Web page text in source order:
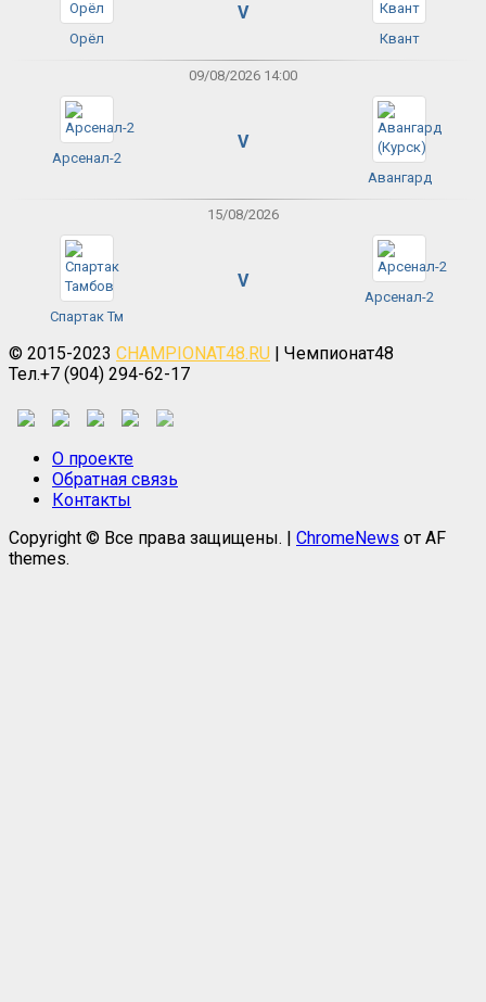
Орёл
V
Квант
09/08/2026 14:00
Арсенал-2
V
Авангард
15/08/2026
Спартак Тм
V
Арсенал-2
© 2015-2023 CHAMPIONAT48.RU | Чемпионат48
Тел.+7 (904) 294-62-17
О проекте
Обратная связь
Контакты
Copyright © Все права защищены. | ChromeNews от AF
themes.